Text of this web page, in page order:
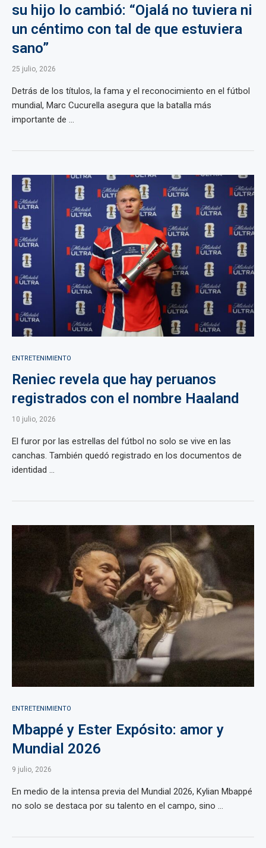
su hijo lo cambió: “Ojalá no tuviera ni
un céntimo con tal de que estuviera
sano”
25 julio, 2026
Detrás de los títulos, la fama y el reconocimiento en el fútbol
mundial, Marc Cucurella asegura que la batalla más
importante de ...
ENTRETENIMIENTO
Reniec revela que hay peruanos
registrados con el nombre Haaland
10 julio, 2026
El furor por las estrellas del fútbol no solo se vive en las
canchas. También quedó registrado en los documentos de
identidad ...
ENTRETENIMIENTO
Mbappé y Ester Expósito: amor y
Mundial 2026
9 julio, 2026
En medio de la intensa previa del Mundial 2026, Kylian Mbappé
no solo se destaca por su talento en el campo, sino ...